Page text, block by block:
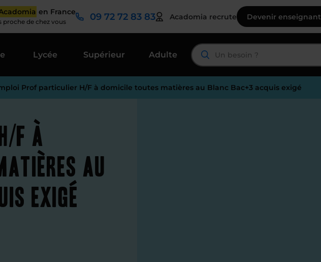
en France
proche de chez vous 09 72 72 83 83 Acadomia recrute Devenir enseignant
Lycée Supérieur Adulte
Prof particulier H/F à domicile toutes matières au Blanc Bac+3 acquis exigé
F à
au
exigé